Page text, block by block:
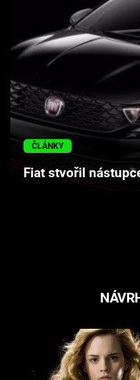
Filmy
Hry
Cool Esport
Pořady
ČLÁNKY
Fiat stvořil